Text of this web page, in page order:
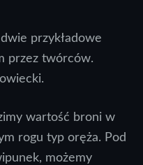
przykładowe
przez twórców.
wartość broni w
rogu typ oręża. Pod
możemy